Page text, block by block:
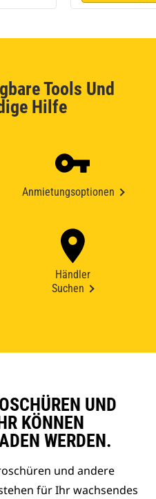
Tools Und
Hilfe
Anmietungsoptionen
Händler
Suchen
UND
KÖNNEN
WERDEN.
und andere
für Ihr wachsendes